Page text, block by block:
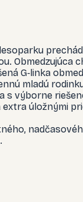
Obmedzujúca
G‑linka
mladú
s výborne
extra úložnými